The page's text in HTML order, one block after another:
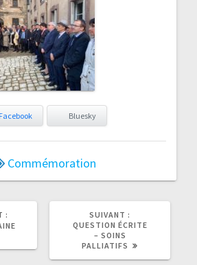
Bluesky
Commémoration
: SUIVANT :
QUESTION ÉCRITE
– SOINS
PALLIATIFS